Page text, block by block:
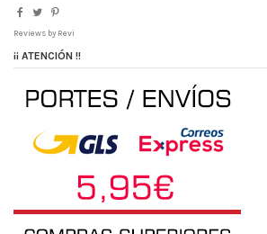
Reviews by Revi
¡¡ ATENCIÓN !!